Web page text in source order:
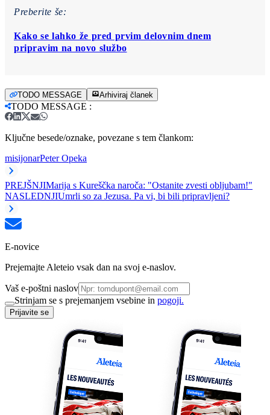
Preberite še:
Kako se lahko že pred prvim delovnim dnem
pripravim na novo službo
TODO MESSAGE Arhiviraj članek
TODO MESSAGE :
Ključne besede/oznake, povezane s tem člankom:
misijonarPeter Opeka
PREJŠNJIMarija s Kureščka naroča: "Ostanite zvesti obljubam!"
NASLEDNJIUmrli so za Jezusa. Pa vi, bi bili pripravljeni?
E-novice
Prejemajte Aleteio vsak dan na svoj e-naslov.
Vaš e-poštni naslov
Strinjam se s prejemanjem vsebine in pogoji.
Prijavite se